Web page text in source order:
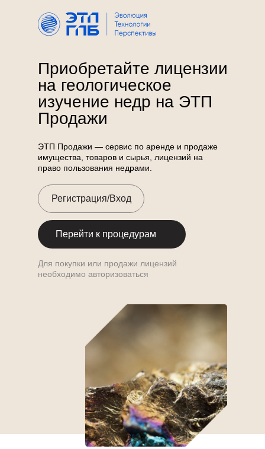
Приобретайте лицензии
на геологическое
изучение недр на ЭТП
Продажи
ЭТП Продажи — сервис по аренде и продаже
имущества, товаров и сырья, лицензий на
право пользования недрами.
Для покупки или продажи лицензий
необходимо авторизоваться
Регистрация/Вход
Перейти к процедурам